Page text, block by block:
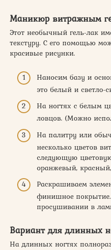
Маникюр витражным
Этот необычный гель-лак
текстуру. С его помощью
красивые рисунки.
Наносим базу и
это белый и светло-
На ногтях с белым
ловцов. (Можно
На палитру или
несколько цветов
следующую
оранжевый,
Раскрашиваем
финишное
просушивании в
Вариант для длинных
На длинных ногтях